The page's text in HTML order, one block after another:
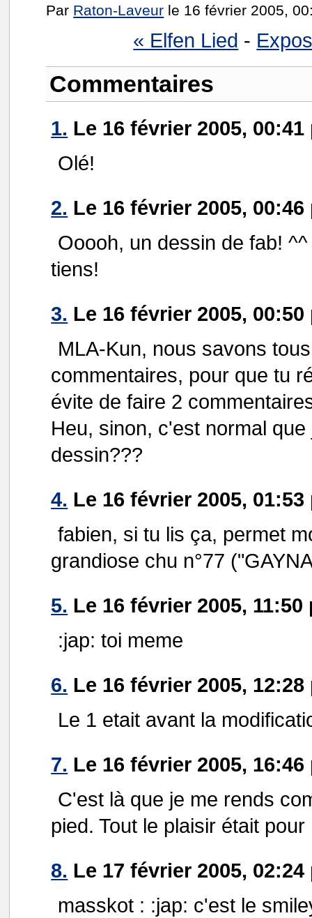
Par Raton-Laveur le 16 février 2005,
« Elfen Lied -
Commentaires
1. Le 16 février 2005,
Olé!
2. Le 16 février 2005,
Ooooh, un dessin de fab!
tiens!
3. Le 16 février 2005,
MLA-Kun, nous savons
commentaires, pour que tu
évite de faire 2
Heu, sinon, c'est normal
dessin???
4. Le 16 février 2005, 01:53
fabien, si tu lis ça, permet
grandiose chu n°77
5. Le 16 février 2005,
:jap: toi meme
6. Le 16 février 2005,
Le 1 etait avant la
7. Le 16 février 2005,
C'est là que je me rends
pied. Tout le plaisir était pour
8. Le 17 février 2005, 02:24
masskot : :jap: c'est le